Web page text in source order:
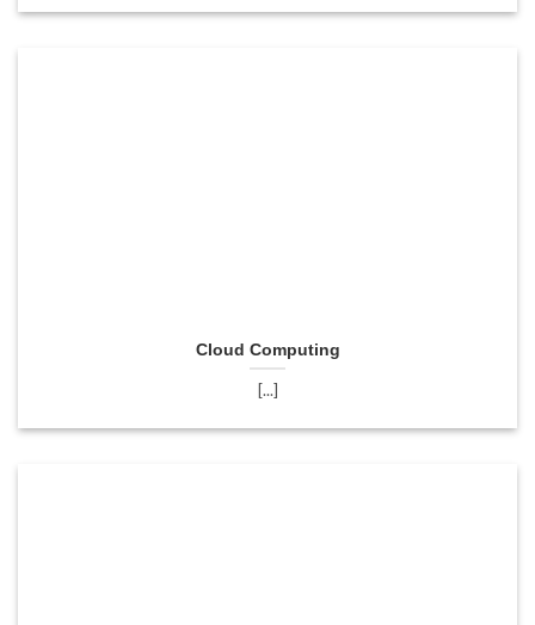
Cloud Computing
[...]